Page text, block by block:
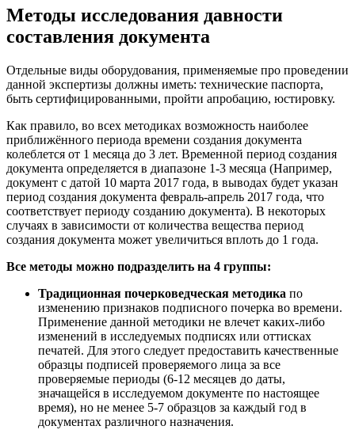
Методы исследования давности
составления документа
Отдельные виды оборудования, применяемые про проведении
данной экспертизы должны иметь: технические паспорта,
быть сертифицированными, пройти апробацию, юстировку.
Как правило, во всех методиках возможность наиболее
приближённого периода времени создания документа
колеблется от 1 месяца до 3 лет. Временной период создания
документа определяется в диапазоне 1-3 месяца (Например,
документ с датой 10 марта 2017 года, в выводах будет указан
период создания документа февраль-апрель 2017 года, что
соответствует периоду созданию документа). В некоторых
случаях в зависимости от количества вещества период
создания документа может увеличиться вплоть до 1 года.
Все методы можно подразделить на 4 группы:
Традиционная почерковедческая методика по
изменению признаков подписного почерка во времени.
Применение данной методики не влечет каких-либо
изменений в исследуемых подписях или оттисках
печатей. Для этого следует предоставить качественные
образцы подписей проверяемого лица за все
проверяемые периоды (6-12 месяцев до даты,
значащейся в исследуемом документе по настоящее
время), но не менее 5-7 образцов за каждый год в
документах различного назначения.